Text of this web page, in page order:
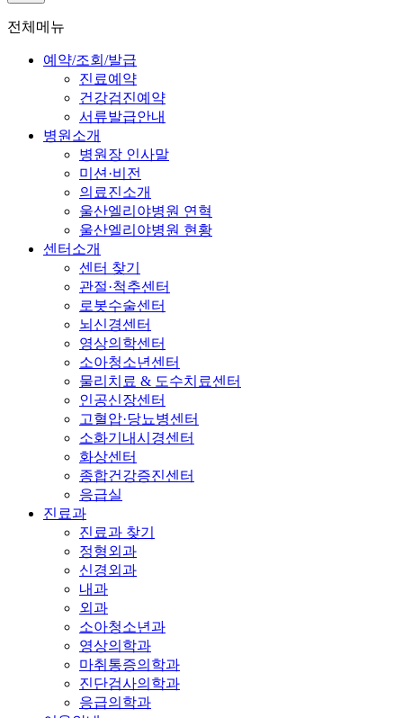
전체메뉴
예약/조회/발급
진료예약
건강검진예약
서류발급안내
병원소개
병원장 인사말
미션·비전
의료진소개
울산엘리야병원 연혁
울산엘리야병원 현황
센터소개
센터 찾기
관절·척추센터
로봇수술센터
뇌신경센터
영상의학센터
소아청소년센터
물리치료 & 도수치료센터
인공신장센터
고혈압·당뇨병센터
소화기내시경센터
화상센터
종합건강증진센터
응급실
진료과
진료과 찾기
정형외과
신경외과
내과
외과
소아청소년과
영상의학과
마취통증의학과
진단검사의학과
응급의학과